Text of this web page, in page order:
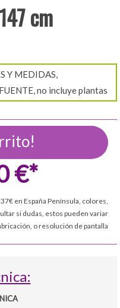
cm
Y MEDIDAS,
no incluye plantas
€*
en España Península, colores,
si dudas, estos pueden variar
o resolución de pantalla